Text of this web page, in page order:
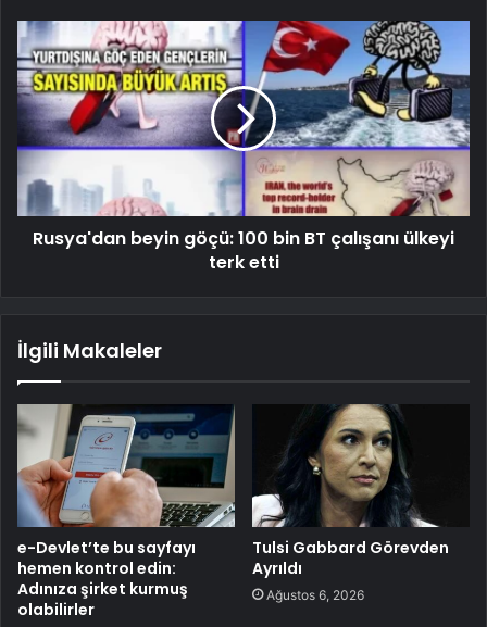
Rusya'dan beyin göçü: 100 bin BT çalışanı ülkeyi
terk etti
İlgili Makaleler
e-Devlet’te bu sayfayı
hemen kontrol edin:
Adınıza şirket kurmuş
olabilirler
Tulsi Gabbard Görevden
Ayrıldı
Ağustos 6, 2026